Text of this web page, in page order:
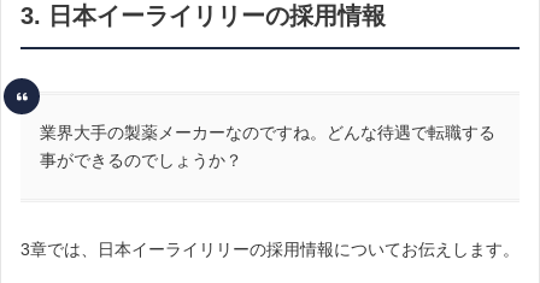
3. 日本イーライリリーの採用情報
業界大手の製薬メーカーなのですね。どんな待遇で転職する
事ができるのでしょうか？
3章では、日本イーライリリーの採用情報についてお伝えします。